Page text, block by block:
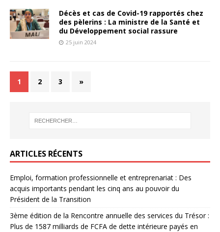
Décès et cas de Covid-19 rapportés chez
des pèlerins : La ministre de la Santé et
du Développement social rassure
25 juin 2024
1 2 3 »
ARTICLES RÉCENTS
Emploi, formation professionnelle et entreprenariat : Des
acquis importants pendant les cinq ans au pouvoir du
Président de la Transition
3ème édition de la Rencontre annuelle des services du Trésor :
Plus de 1587 milliards de FCFA de dette intérieure payés en